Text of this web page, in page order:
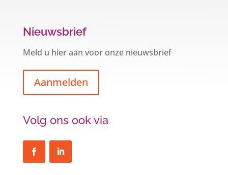
Nieuwsbrief
Meld u hier aan voor onze nieuwsbrief
Aanmelden
Volg ons ook via
Een hypotheek na uw 57e? Er zijn
De woningmarkt is nog steeds in beweging.
Misschien denkt u na over verhuizen, verbouwen